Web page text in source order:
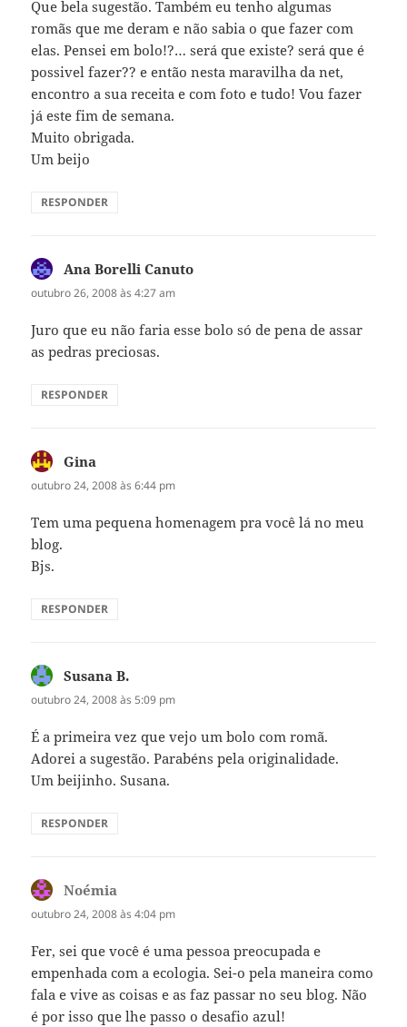
Que bela sugestão. Também eu tenho algumas
romãs que me deram e não sabia o que fazer com
elas. Pensei em bolo!?… será que existe? será que é
possivel fazer?? e então nesta maravilha da net,
encontro a sua receita e com foto e tudo! Vou fazer
já este fim de semana.
Muito obrigada.
Um beijo
RESPONDER
Ana Borelli Canuto
outubro 26, 2008 às 4:27 am
Juro que eu não faria esse bolo só de pena de assar
as pedras preciosas.
RESPONDER
Gina
outubro 24, 2008 às 6:44 pm
Tem uma pequena homenagem pra você lá no meu
blog.
Bjs.
RESPONDER
Susana B.
outubro 24, 2008 às 5:09 pm
É a primeira vez que vejo um bolo com romã.
Adorei a sugestão. Parabéns pela originalidade.
Um beijinho. Susana.
RESPONDER
Noémia
outubro 24, 2008 às 4:04 pm
Fer, sei que você é uma pessoa preocupada e
empenhada com a ecologia. Sei-o pela maneira como
fala e vive as coisas e as faz passar no seu blog. Não
é por isso que lhe passo o desafio azul!